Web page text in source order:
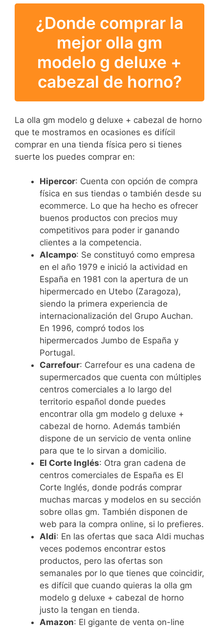
¿Donde comprar la
mejor olla gm
modelo g deluxe +
cabezal de horno?
La olla gm modelo g deluxe + cabezal de horno
que te mostramos en ocasiones es difícil
comprar en una tienda física pero si tienes
suerte los puedes comprar en:
Hipercor: Cuenta con opción de compra
física en sus tiendas o también desde su
ecommerce. Lo que ha hecho es ofrecer
buenos productos con precios muy
competitivos para poder ir ganando
clientes a la competencia.
Alcampo: Se constituyó como empresa
en el año 1979 e inició la actividad en
España en 1981 con la apertura de un
hipermercado en Utebo (Zaragoza),
siendo la primera experiencia de
internacionalización del Grupo Auchan.
En 1996, compró todos los
hipermercados Jumbo de España y
Portugal.
Carrefour: Carrefour es una cadena de
supermercados que cuenta con múltiples
centros comerciales a lo largo del
territorio español donde puedes
encontrar olla gm modelo g deluxe +
cabezal de horno. Además también
dispone de un servicio de venta online
para que te lo sirvan a domicilio.
El Corte Inglés: Otra gran cadena de
centros comerciales de España es El
Corte Inglés, donde podrás comprar
muchas marcas y modelos en su sección
sobre ollas gm. También disponen de
web para la compra online, si lo prefieres.
Aldi: En las ofertas que saca Aldi muchas
veces podemos encontrar estos
productos, pero las ofertas son
semanales por lo que tienes que coincidir,
es difícil que cuando quieras la olla gm
modelo g deluxe + cabezal de horno
justo la tengan en tienda.
Amazon: El gigante de venta on-line